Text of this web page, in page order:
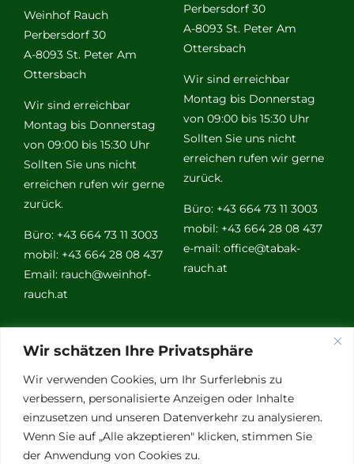
Wir schätzen Ihre Privatsphäre
Wir verwenden Cookies, um Ihr Surferlebnis zu
verbessern, personalisierte Anzeigen oder Inhalte
einzusetzen und unseren Datenverkehr zu analysieren.
Wenn Sie auf „Alle akzeptieren" klicken, stimmen Sie
der Anwendung von Cookies zu.
Weinhof Rauch
Perbersdorf 30
A-8093 St. Peter Am
Ottersbach
Wir sind erreichbar
Montag bis Donnerstag
von 09:00 bis 15:30 Uhr
Sollten Sie uns nicht
erreichen rufen wir gerne
zurück.
Büro: +43 664 73 11 3003
mobil: +43 664 28 08 437
Email: rauch@weinhof-
rauch.at
Perbersdorf 30
A-8093 St. Peter Am
Ottersbach
Wir sind erreichbar
Montag bis Donnerstag
von 09:00 bis 15:30 Uhr
Sollten Sie uns nicht
erreichen rufen wir gerne
zurück.
Büro: +43 664 73 11 3003
mobil: +43 664 28 08 437
e-mail: office@tabak-
rauch.at
Weitere
Links
Vino Vitalis
Ottersbachtal
Partnerbetriebe